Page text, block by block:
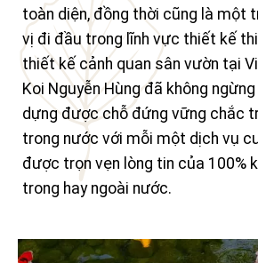
toàn diện, đồng thời cũng là một
vị đi đầu trong lĩnh vực thiết kế
thiết kế cảnh quan sân vườn tại
Koi Nguyễn Hùng đã không
dựng được chỗ đứng vững chắc
trong nước với mỗi một dịch vụ
được trọn vẹn lòng tin của 100%
trong hay ngoài nước.